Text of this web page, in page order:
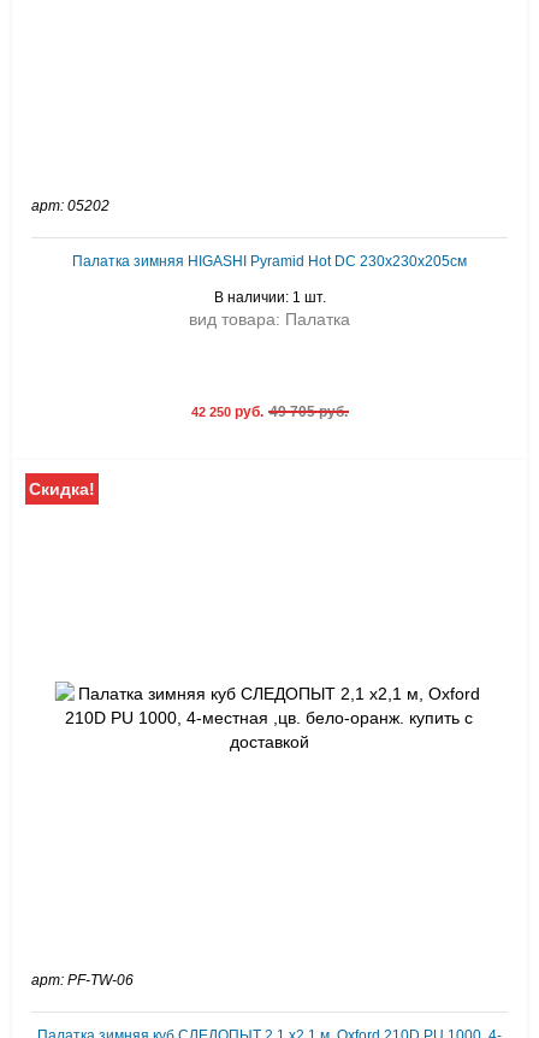
арт: 05202
Палатка зимняя HIGASHI Pyramid Hot DC 230х230х205см
В наличии: 1 шт.
вид товара: Палатка
42 250 руб. 49 705 руб.
Скидка!
арт: PF-TW-06